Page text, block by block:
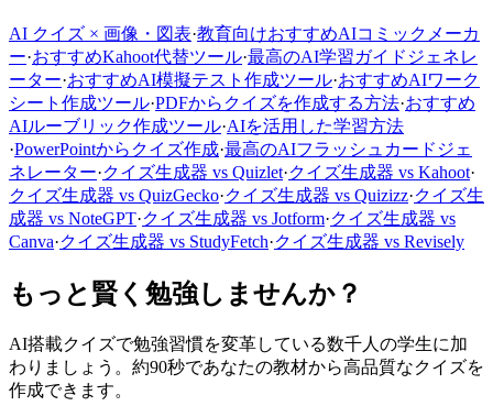
AI クイズ × 画像・図表·教育向けおすすめAIコミックメーカ
ー·おすすめKahoot代替ツール·最高のAI学習ガイドジェネレ
ーター·おすすめAI模擬テスト作成ツール·おすすめAIワーク
シート作成ツール·PDFからクイズを作成する方法·おすすめ
AIルーブリック作成ツール·AIを活用した学習方法
·PowerPointからクイズ作成·最高のAIフラッシュカードジェ
ネレーター·クイズ生成器 vs Quizlet·クイズ生成器 vs Kahoot·
クイズ生成器 vs QuizGecko·クイズ生成器 vs Quizizz·クイズ生
成器 vs NoteGPT·クイズ生成器 vs Jotform·クイズ生成器 vs
Canva·クイズ生成器 vs StudyFetch·クイズ生成器 vs Revisely
もっと賢く勉強しませんか？
AI搭載クイズで勉強習慣を変革している数千人の学生に加
わりましょう。約90秒であなたの教材から高品質なクイズを
作成できます。